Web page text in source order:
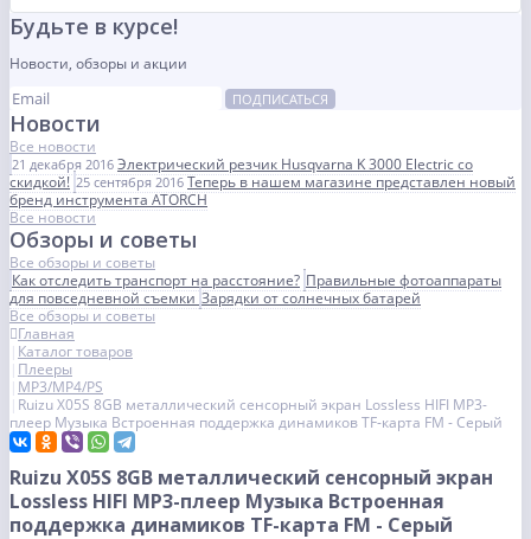
Будьте в курсе!
Новости, обзоры и акции
ПОДПИСАТЬСЯ
Новости
Все новости
21 декабря 2016 Электрический резчик Husqvarna K 3000 Electric со
скидкой! 25 сентября 2016 Теперь в нашем магазине представлен новый
бренд инструмента ATORCH
Все новости
Обзоры и советы
Все обзоры и советы
Как отследить транспорт на расстояние? Правильные фотоаппараты
для повседневной съемкиЗарядки от солнечных батарей
Все обзоры и советы
Главная
Каталог товаров
Плееры
MP3/MP4/PS
Ruizu X05S 8GB металлический сенсорный экран Lossless HIFI MP3-
плеер Музыка Встроенная поддержка динамиков TF-карта FM - Серый
Ruizu X05S 8GB металлический сенсорный экран
Lossless HIFI MP3-плеер Музыка Встроенная
поддержка динамиков TF-карта FM - Серый